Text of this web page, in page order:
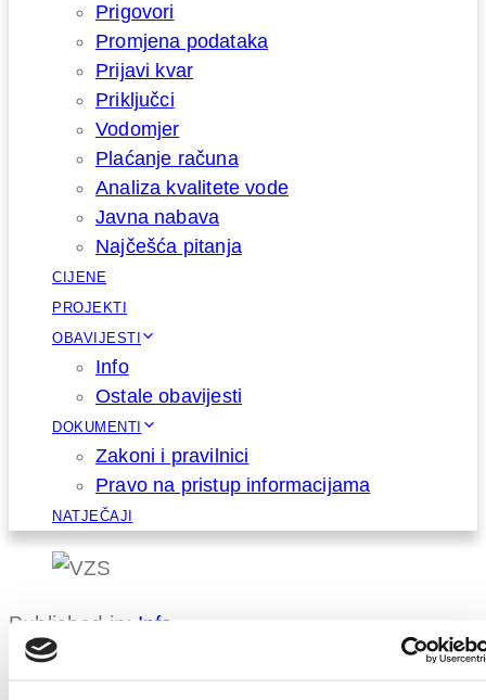
Prigovori
Promjena podataka
Prijavi kvar
Priključci
Vodomjer
Plaćanje računa
Analiza kvalitete vode
Javna nabava
Najčešća pitanja
CIJENE
PROJEKTI
OBAVIJESTI
Info
Ostale obavijesti
DOKUMENTI
Zakoni i pravilnici
Pravo na pristup informacijama
NATJEČAJI
Published in: Info